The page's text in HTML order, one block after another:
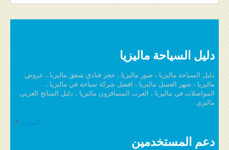
دليل السياحة ماليزيا
دليل السياحة ماليزيا ، صور ماليزيا ، حجز فنادق شقق ماليزيا ، عروض
ماليزيا ، شهر العسل ماليزيا ، افضل شركة سياحة في ماليزيا ،
المواصلات في ماليزيا ، العرب المسافرون ماليزيا ، دليل السائح العربي
ماليزي
المزيد
دعم المستخدمين